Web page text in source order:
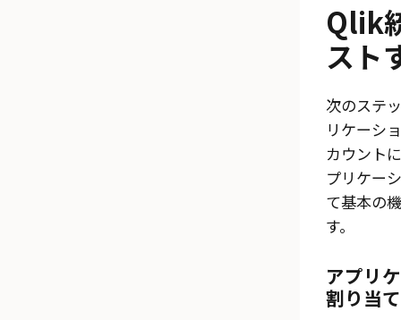
Qlik
スト
次のステ
リケーシ
カウント
プリケー
て基本の
す。
アプリ
割り当